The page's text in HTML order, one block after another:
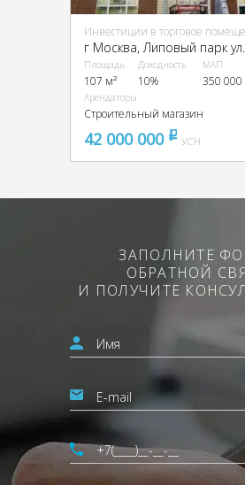
Инвестиции в торговое
г Москва, Липовый парк
Площадь
107 м²
Доходность
10%
МАП
350
Арендаторы
Строительный магазин
42 000 000 pуб
УСН
ЗАПОЛНИТЕ
ОБРАТНОЙ
И ПОЛУЧИТЕ